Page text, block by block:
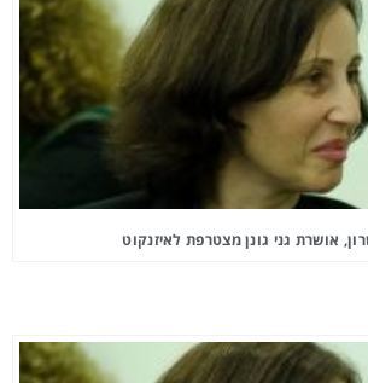
אושרת גני גונן מצטרפת לאיזנקוט